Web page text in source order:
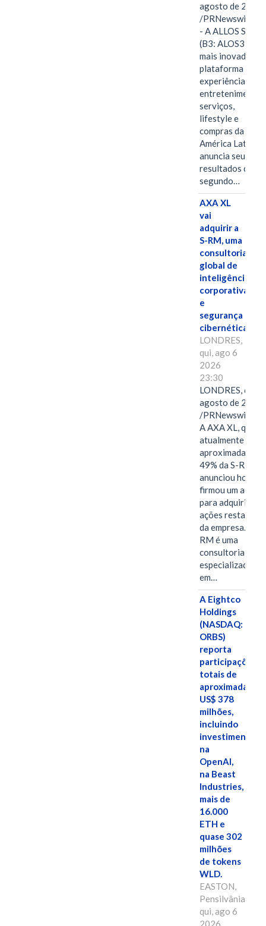
agosto de 2026
/PRNewswire/ -
- A ALLOS S.A.
(B3: ALOS3), a
mais inovadora
plataforma de
experiências,
entretenimento,
serviços,
lifestyle e
compras da
América Latina
anuncia seus
resultados do
segundo…
AXA XL
vai
adquirir a
S-RM, uma
consultoria
global de
inteligência
corporativa
e
segurança
cibernética
LONDRES,
qui, ago 6
2026
23:30
LONDRES, 6 de
agosto de 2026
/PRNewswire/ --
A AXA XL, que
atualmente
49% da S-RM,
anunciou hoje
firmou um
para adquirir as
ações restantes
da empresa. A S-
RM é uma
consultoria
especializada
em…
A Eightco
Holdings
(NASDAQ:
ORBS)
reporta
participações
totais de
US$ 378
milhões,
incluindo
investimentos
na
OpenAI,
na Beast
Industries,
mais de
16.000
ETH e
quase 302
milhões
de tokens
WLD.
EASTON,
Pensilvânia,
qui, ago 6
2026